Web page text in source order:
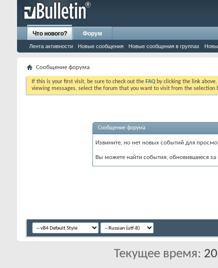
Что нового?
Лента активности Новые сообщения Новые сообщения в группах
Форум
Сообщение форума
If this is your first visit, be sure to check out the FAQ by clicking the link
viewing messages, select the forum that you want to visit from the selection
Сообщение форума
Извините, но нет новых событий для
Вы можете найти события, обновившиеся
Текущее время: